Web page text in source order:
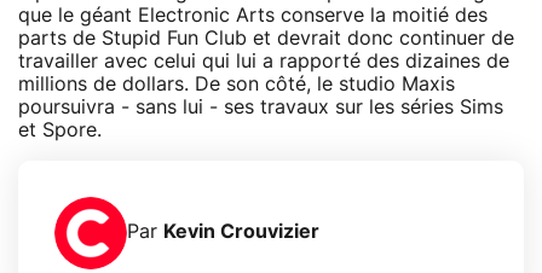
que le géant Electronic Arts conserve la moitié des
parts de Stupid Fun Club et devrait donc continuer de
travailler avec celui qui lui a rapporté des dizaines de
millions de dollars. De son côté, le studio Maxis
poursuivra - sans lui - ses travaux sur les séries Sims
et Spore.
Par Kevin Crouvizier